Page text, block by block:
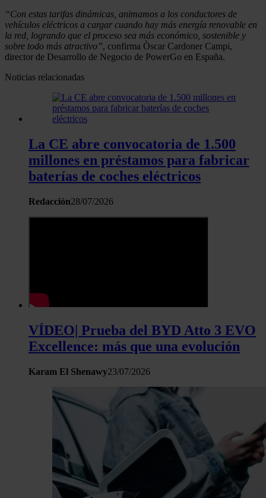
“Con estas tarifas dinámicas, animamos a los conductores de
vehículos eléctricos a cargar cuando hay más energía renovable en
la red, logrando que el proceso sea más económico, sostenible y
sobre todo más atractivo”, confirma Òscar Cardoner Campi,
director de Desarrollo de Negocio de PowerGo en España.
Noticias relacionadas
La CE abre convocatoria de 1.500
millones en préstamos para fabricar
baterías de coches eléctricos
Redacción28/07/2026
VÍDEO| Prueba del BYD Atto 3 EVO
Excellence: más que una evolución
Karam El Shenawy23/07/2026